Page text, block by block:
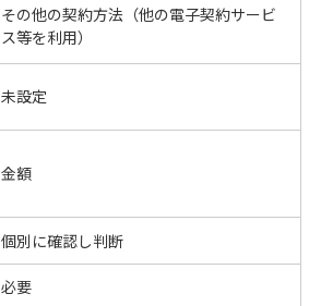
その他の契約方法（他の電子契約サービ
ス等を利用）
未設定
金額
個別に確認し判断
必要